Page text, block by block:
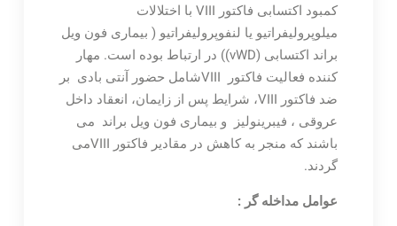
کمبود اکتسابی فاکتور VIII با اختلالات
میلوپرولیفراتیو یا لنفوپرولیفراتیو ( بیماری فون ویل
براند اکتسابی (vWD)) در ارتباط بوده است. مهار
کننده فعالیت فاکتور VIIIشامل حضور آنتی بادی بر
ضد فاکتور VIII، شرایط پس از زایمان، انعقاد داخل
عروقی ، فیبرینولیز و بیماری فون ویل براند می
باشند که منجر به کاهش در مقادیر فاکتور VIIIمی
گردند.
عوامل مداخله گر :